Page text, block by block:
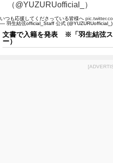
（@YUZURUofficial_）
いつも応援してくださっている皆様へ
— 羽生結弦official_Staff 公式 (@YUZURUofficial_)
文書で入籍を発表 ※「羽生結弦ス
ー）